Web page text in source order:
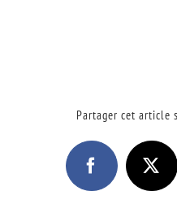
Partager cet article
Facebook
X